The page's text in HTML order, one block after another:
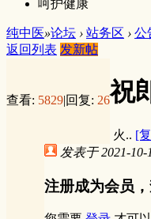
呵护健康
纯中医»论坛 › 站务区 › 公
返回列表 发新帖
查看: 5829|回复: 26祝
火.. [
发表于 2021-10-
注册成为会员